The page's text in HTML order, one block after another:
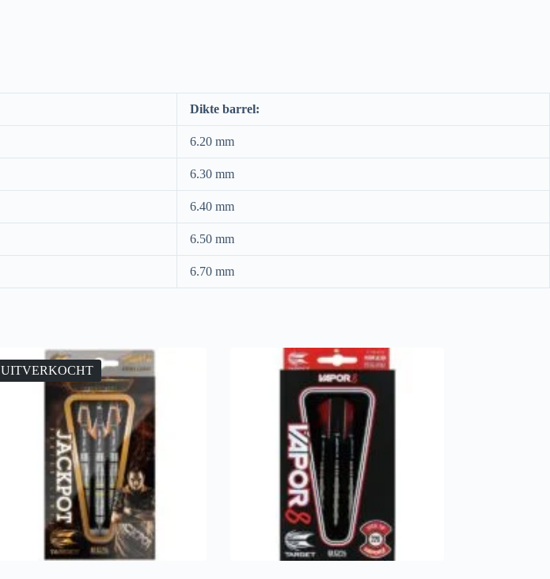
Dikte barrel:
6.20 mm
6.30 mm
6.40 mm
6.50 mm
6.70 mm
UITVERKOCHT